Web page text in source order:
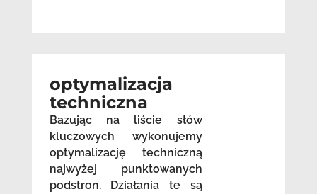
optymalizacja
techniczna
Bazując na liście słów
kluczowych wykonujemy
optymalizację techniczną
najwyżej punktowanych
podstron. Działania te są